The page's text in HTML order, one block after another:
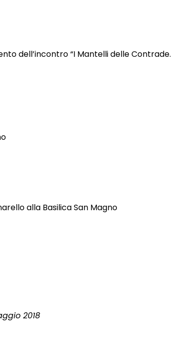
dell’incontro “I Mantelli delle Contrade.
alla Basilica San Magno
2018